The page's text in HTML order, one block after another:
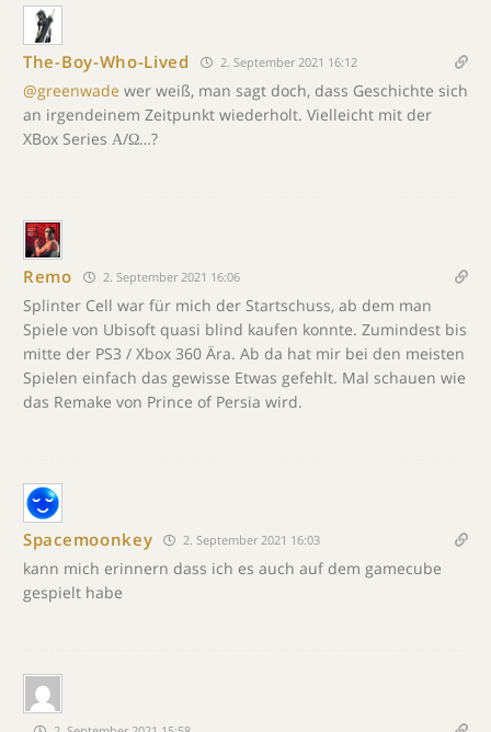
The-Boy-Who-Lived 2. September 2021 16:12
@greenwade wer weiß, man sagt doch, dass Geschichte sich
an irgendeinem Zeitpunkt wiederholt. Vielleicht mit der
XBox Series Α/Ω…?
Remo 2. September 2021 16:06
Splinter Cell war für mich der Startschuss, ab dem man
Spiele von Ubisoft quasi blind kaufen konnte. Zumindest bis
mitte der PS3 / Xbox 360 Ära. Ab da hat mir bei den meisten
Spielen einfach das gewisse Etwas gefehlt. Mal schauen wie
das Remake von Prince of Persia wird.
Spacemoonkey 2. September 2021 16:03
kann mich erinnern dass ich es auch auf dem gamecube
gespielt habe